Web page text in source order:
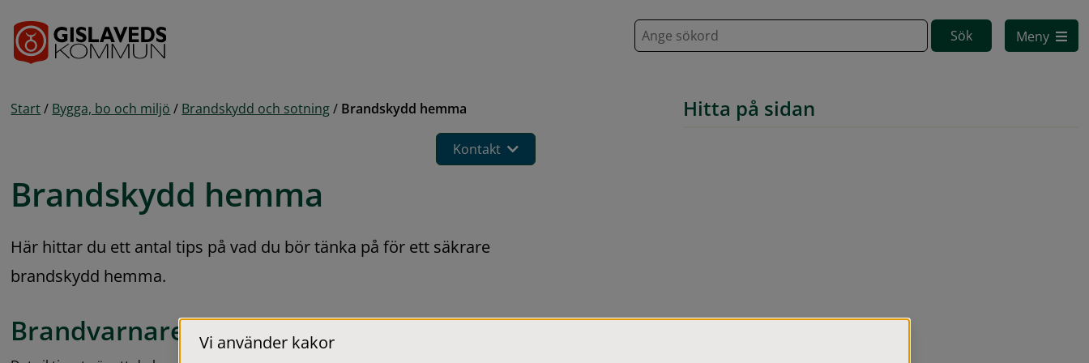
S
ö
Meny
Start / Bygga, bo och miljö / Brandskydd och sotning / Brandskydd hemma
Kontakt
Brandskydd hemma
Här hittar du ett antal tips på vad du bör tänka på för ett säkrare
brandskydd hemma.
Brandvarnare
Hitta på sidan
Vi använder kakor